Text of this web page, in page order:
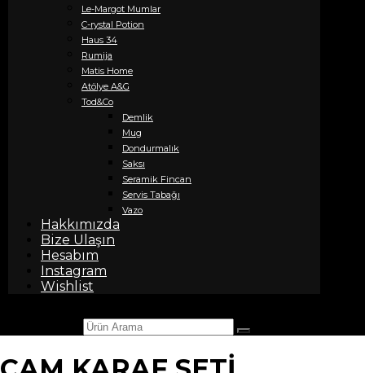
Le-Margot Mumlar
C-rystal Potion
Haus 34
Rumija
Matis Home
Atölye A&G
Tod&Co
Demlik
Mug
Dondurmalık
Saksı
Seramik Fincan
Servis Tabağı
Vazo
Hakkımızda
Bize Ulaşın
Hesabım
Instagram
Wishlist